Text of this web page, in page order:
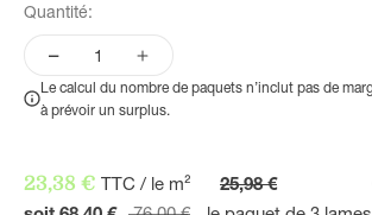
Quantité:
Le calcul du nombre de paquets n’inclut pas de
à prévoir un surplus.
Prix de vente
23,38 € TTC / le m²
25,98 €